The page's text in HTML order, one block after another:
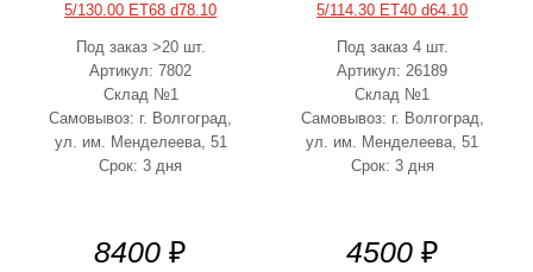
5/130.00 ET68 d78.10
Под заказ >20 шт.
Артикул: 7802
Склад №1
Самовывоз: г. Волгоград,
ул. им. Менделеева, 51
Срок: 3 дня
8400 ₽
5/114.30 ET40 d64.10
Под заказ 4 шт.
Артикул: 26189
Склад №1
Самовывоз: г. Волгоград,
ул. им. Менделеева, 51
Срок: 3 дня
4500 ₽